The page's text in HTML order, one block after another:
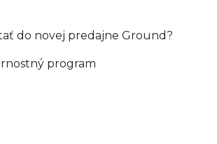
do novej predajne Ground?
program